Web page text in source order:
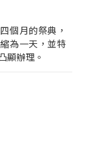
個月的祭典，
為一天，並特
顯辦理。